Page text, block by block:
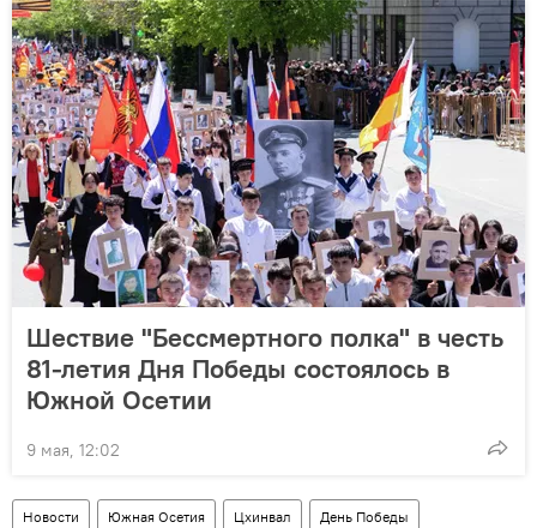
Шествие "Бессмертного полка" в честь
81-летия Дня Победы состоялось в
Южной Осетии
9 мая, 12:02
Новости Южная Осетия Цхинвал День Победы